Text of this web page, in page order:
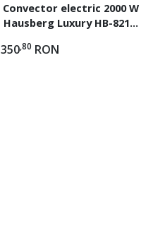
Convector electric 2000 W
Hausberg Luxury HB-8210,
temporizator 24h
350,80 RON